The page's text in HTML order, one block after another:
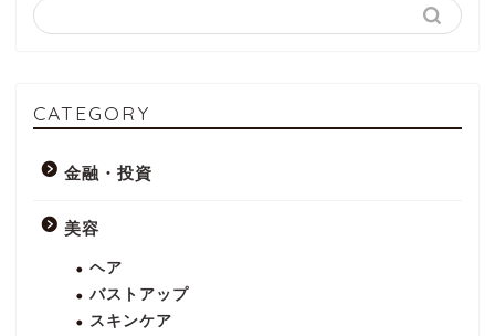
CATEGORY
金融・投資
美容
ヘア
バストアップ
スキンケア